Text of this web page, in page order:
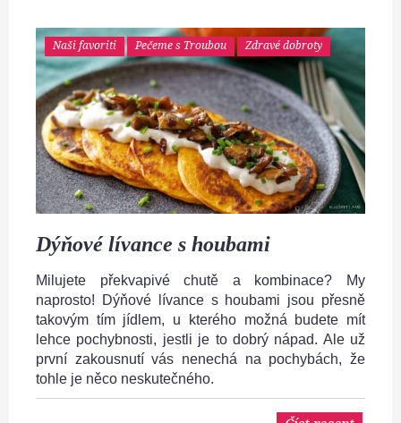
Naši favoriti Pečeme s Troubou Zdravé dobroty
Dýňové lívance s houbami
Milujete překvapivé chutě a kombinace? My
naprosto! Dýňové lívance s houbami jsou přesně
takovým tím jídlem, u kterého možná budete mít
lehce pochybnosti, jestli je to dobrý nápad. Ale už
první zakousnutí vás nenechá na pochybách, že
tohle je něco neskutečného.